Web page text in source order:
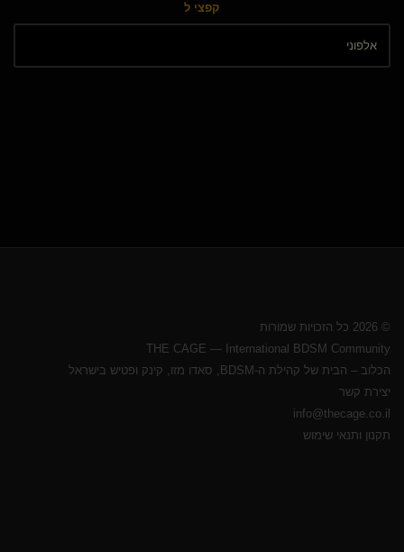
קפצי ל
© 2026 כל הזכויות שמורות
THE CAGE — International BDSM Community
הכלוב – הבית של קהילת ה-BDSM, סאדו מזו, קינק ופטיש בישראל
יצירת קשר
info@thecage.co.il
תקנון ותנאי שימוש